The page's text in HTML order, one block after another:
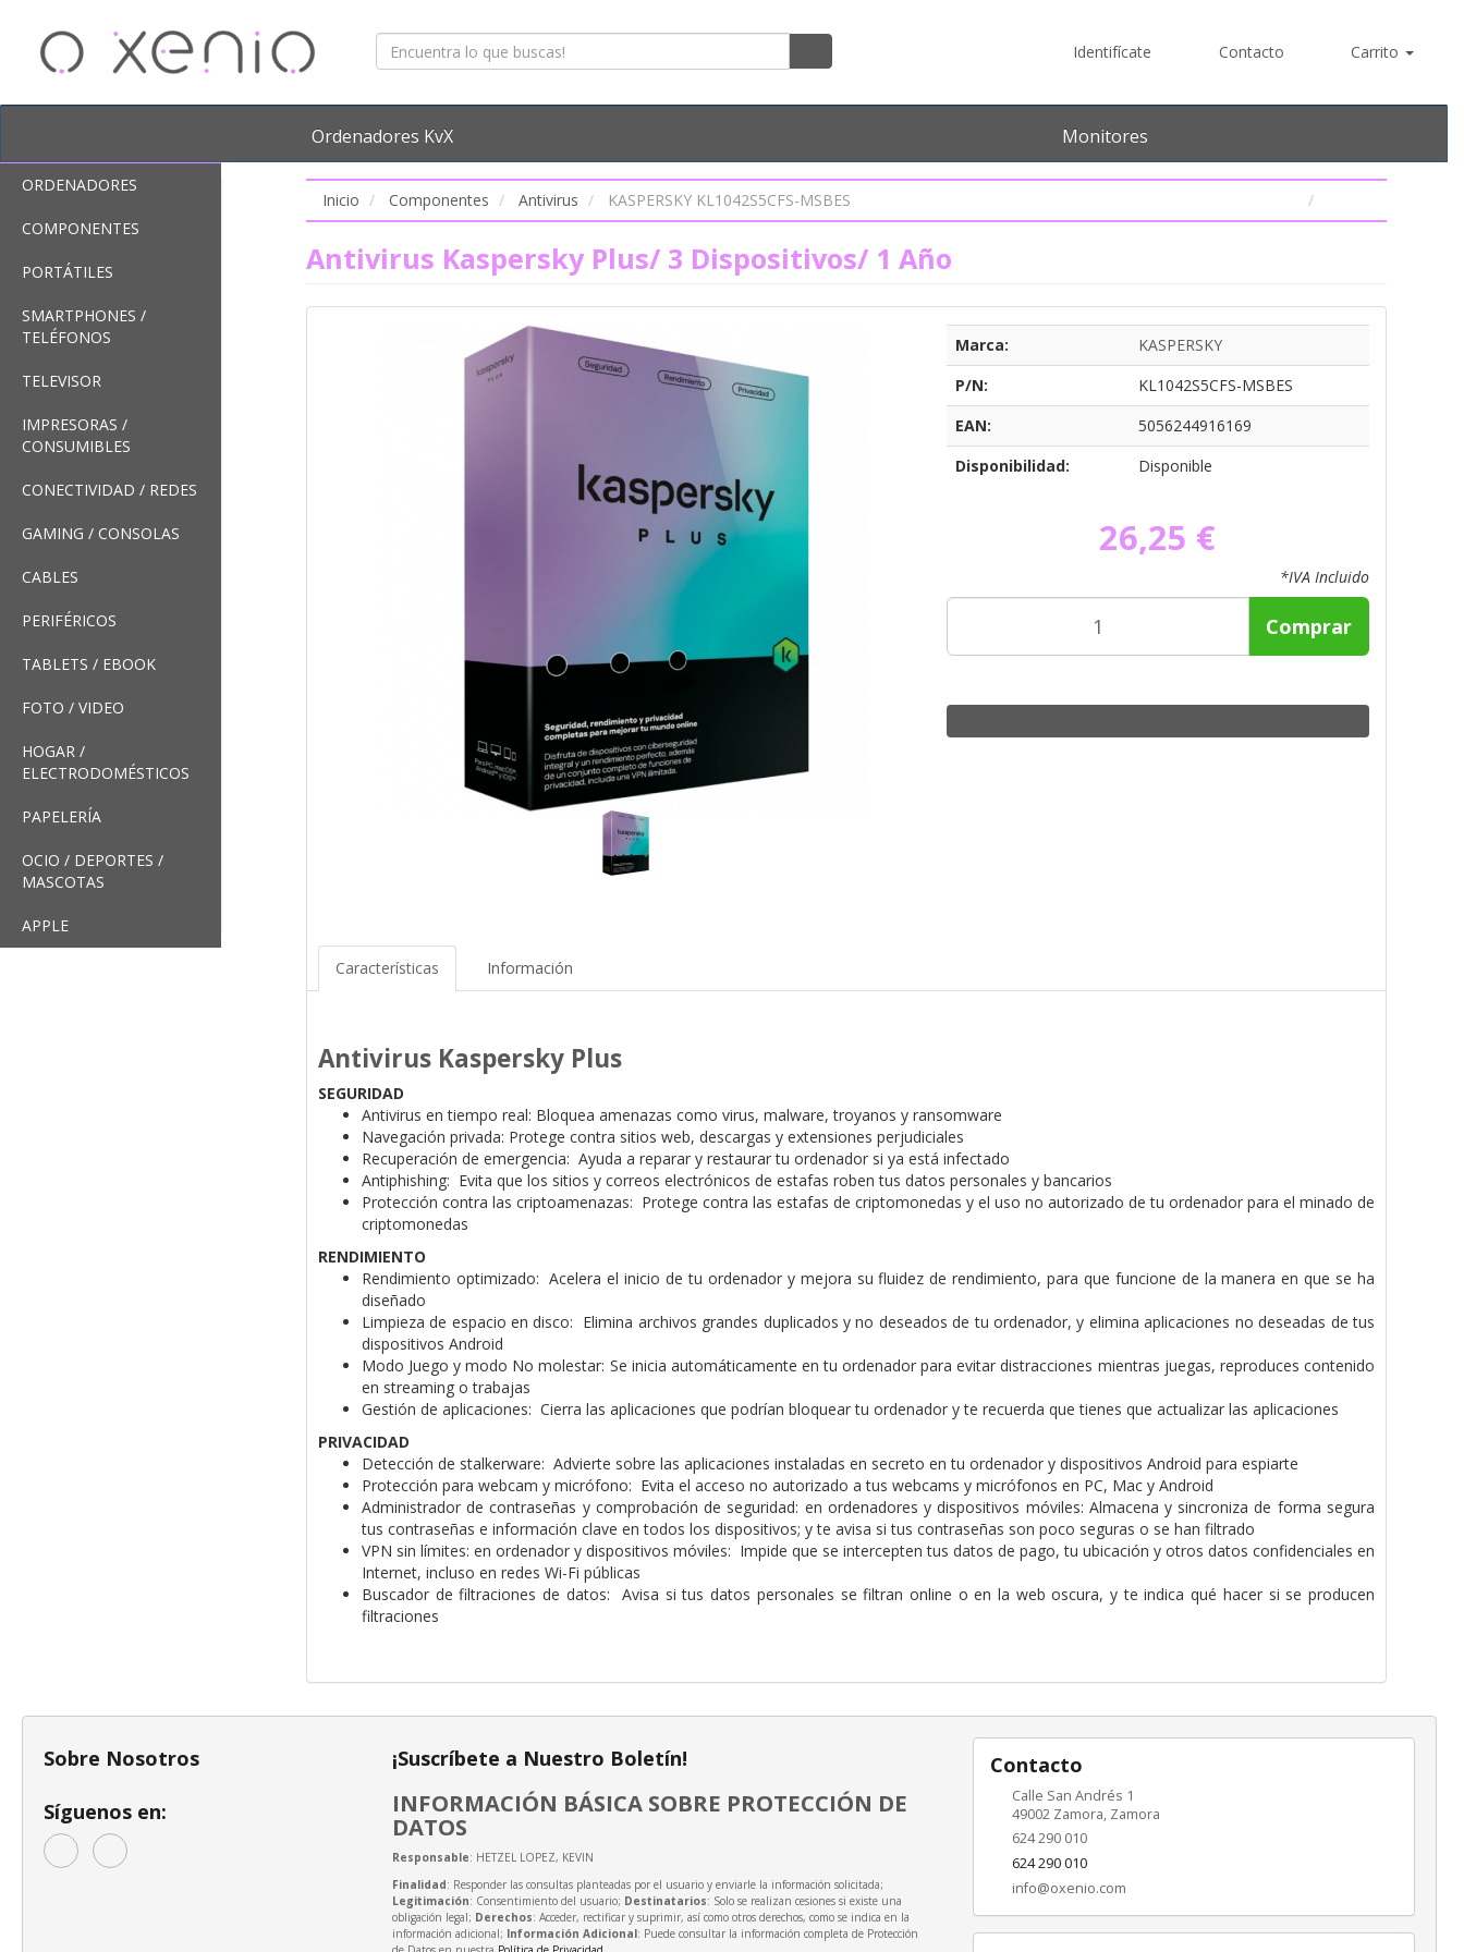
Identifícate Contacto Carrito
Ordenadores KvX Monitores
ORDENADORES
COMPONENTES
PORTÁTILES
SMARTPHONES /
TELÉFONOS
TELEVISOR
IMPRESORAS /
CONSUMIBLES
CONECTIVIDAD / REDES
GAMING / CONSOLAS
CABLES
PERIFÉRICOS
TABLETS / EBOOK
FOTO / VIDEO
HOGAR /
ELECTRODOMÉSTICOS
PAPELERÍA
OCIO / DEPORTES /
MASCOTAS
APPLE
Inicio Componentes Antivirus KASPERSKY KL1042S5CFS-MSBES
Antivirus Kaspersky Plus/ 3 Dispositivos/ 1 Año
Marca:
KASPERSKY
P/N:
KL1042S5CFS-MSBES
EAN:
5056244916169
Disponibilidad:
Disponible
26,25 €
*IVA Incluido
Comprar
Características Información
Antivirus Kaspersky Plus
SEGURIDAD
Antivirus en tiempo real: Bloquea amenazas como virus, malware, troyanos y ransomware
Navegación privada: Protege contra sitios web, descargas y extensiones perjudiciales
Recuperación de emergencia: Ayuda a reparar y restaurar tu ordenador si ya está infectado
Antiphishing: Evita que los sitios y correos electrónicos de estafas roben tus datos personales y bancarios
Protección contra las criptoamenazas: Protege contra las estafas de criptomonedas y el uso no autorizado de tu ordenador para el minado de
criptomonedas
RENDIMIENTO
Rendimiento optimizado: Acelera el inicio de tu ordenador y mejora su fluidez de rendimiento, para que funcione de la manera en que se ha
diseñado
Limpieza de espacio en disco: Elimina archivos grandes duplicados y no deseados de tu ordenador, y elimina aplicaciones no deseadas de tus
dispositivos Android
Modo Juego y modo No molestar: Se inicia automáticamente en tu ordenador para evitar distracciones mientras juegas, reproduces contenido
en streaming o trabajas
Gestión de aplicaciones: Cierra las aplicaciones que podrían bloquear tu ordenador y te recuerda que tienes que actualizar las aplicaciones
PRIVACIDAD
Detección de stalkerware: Advierte sobre las aplicaciones instaladas en secreto en tu ordenador y dispositivos Android para espiarte
Protección para webcam y micrófono: Evita el acceso no autorizado a tus webcams y micrófonos en PC, Mac y Android
Administrador de contraseñas y comprobación de seguridad: en ordenadores y dispositivos móviles: Almacena y sincroniza de forma segura
tus contraseñas e información clave en todos los dispositivos; y te avisa si tus contraseñas son poco seguras o se han filtrado
VPN sin límites: en ordenador y dispositivos móviles: Impide que se intercepten tus datos de pago, tu ubicación y otros datos confidenciales en
Internet, incluso en redes Wi-Fi públicas
Buscador de filtraciones de datos: Avisa si tus datos personales se filtran online o en la web oscura, y te indica qué hacer si se producen
filtraciones
Sobre Nosotros
Síguenos en:
¡Suscríbete a Nuestro Boletín!
INFORMACIÓN BÁSICA SOBRE PROTECCIÓN DE
DATOS
Responsable: HETZEL LOPEZ, KEVIN
Finalidad: Responder las consultas planteadas por el usuario y enviarle la información solicitada;
Legitimación: Consentimiento del usuario; Destinatarios: Solo se realizan cesiones si existe una
obligación legal; Derechos: Acceder, rectificar y suprimir, así como otros derechos, como se indica en la
información adicional; Información Adicional: Puede consultar la información completa de Protección
Contacto
Calle San Andrés 1
49002 Zamora, Zamora
624 290 010
624 290 010
info@oxenio.com